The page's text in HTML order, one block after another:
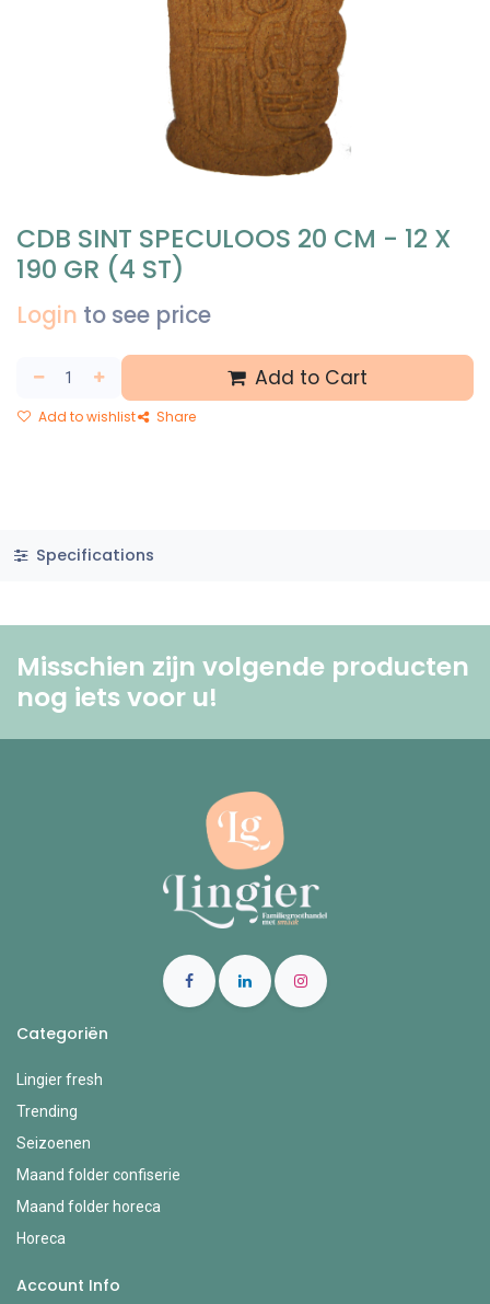
CDB SINT SPECULOOS 20 CM - 12 X
190 GR (4 ST)
Login to see price
Add to Cart
Add to wishlist Share
Specifications
Misschien zijn volgende producten
nog iets voor u! ​
Categoriën
Lingier fresh
Trending
Seizoenen
Maand folder confiserie
Maand folder horeca
Horeca
Account Info